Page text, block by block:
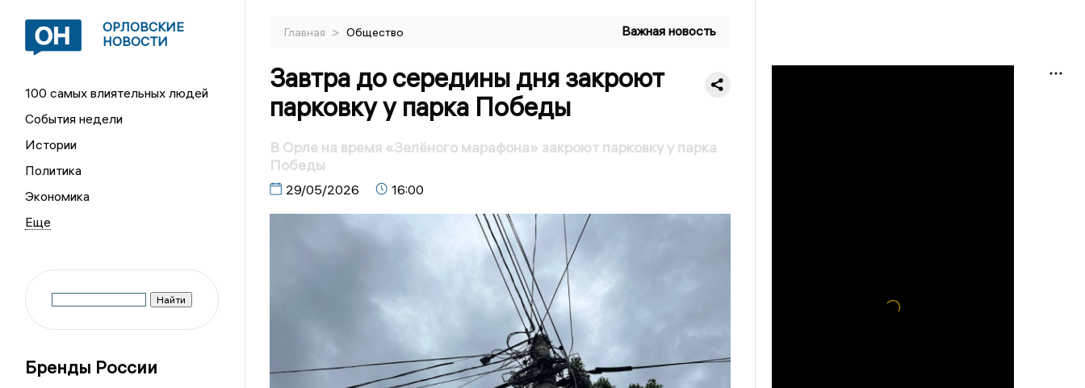
ОРЛОВСКИЕ
НОВОСТИ
100 самых влиятельных людей
События недели
Истории
Политика
Экономика
Бренды России
Главная > Общество Важная новость
Завтра до середины дня закроют
парковку у парка Победы
В Орле на время «Зелёного марафона» закроют парковку у парка
Победы
29/05/2026 16:00